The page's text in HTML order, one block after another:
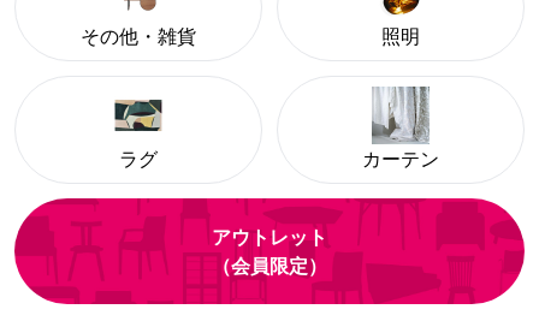
その他・雑貨 照明
ラグ カーテン
アウトレット
（会員限定）